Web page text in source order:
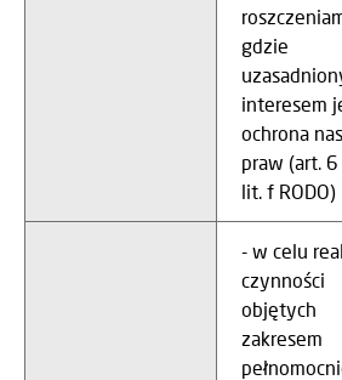
gdzie
interesem
ochrona
praw (art. 6
lit. f RODO)
- w celu
czynności
objętych
zakresem